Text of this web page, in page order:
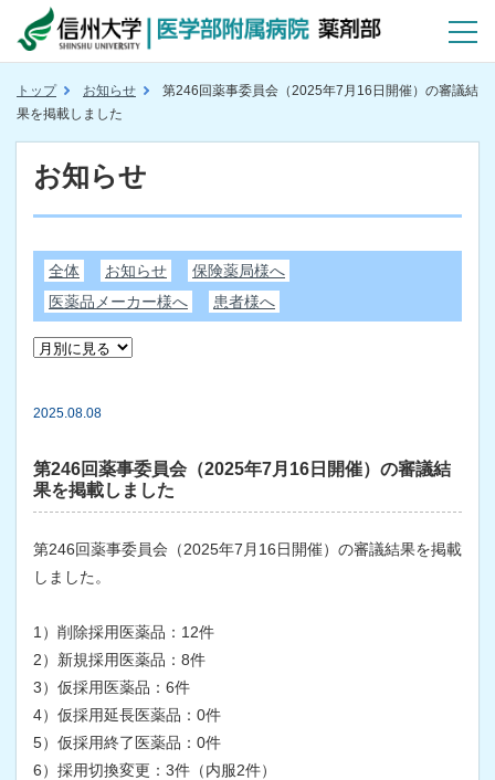
トップ お知らせ
第246回薬事委員会（2025年7月16日開催）の審議結
果を掲載しました
お知らせ
全体 お知らせ
保険薬局様へ
医薬品メーカー様へ
患者様へ
2025.08.08
第246回薬事委員会（2025年7月16日開催）の審議結
果を掲載しました
第246回薬事委員会（2025年7月16日開催）の審議結果を掲載
しました。
1）削除採用医薬品：12件
2）新規採用医薬品：8件
3）仮採用医薬品：6件
4）仮採用延長医薬品：0件
5）仮採用終了医薬品：0件
6）採用切換変更：3件（内服2件）